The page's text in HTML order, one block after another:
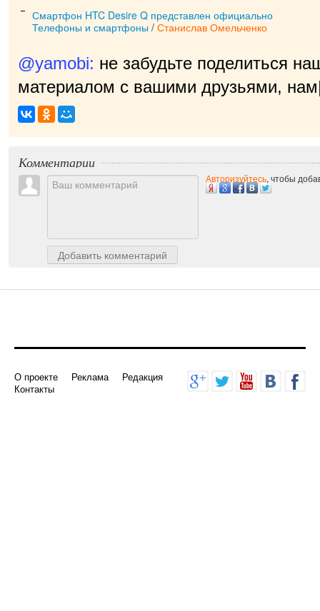
Смартфон HTC Desire Q представлен официально
Телефоны и смартфоны / Станислав Омельченко
@yamobi: не забудьте поделиться
материалом с вашими друзьями, нам
Комментарии
Добавить комментарий
Авторизуйтесь, чтобы
О проекте Реклама
Редакция
Контакты